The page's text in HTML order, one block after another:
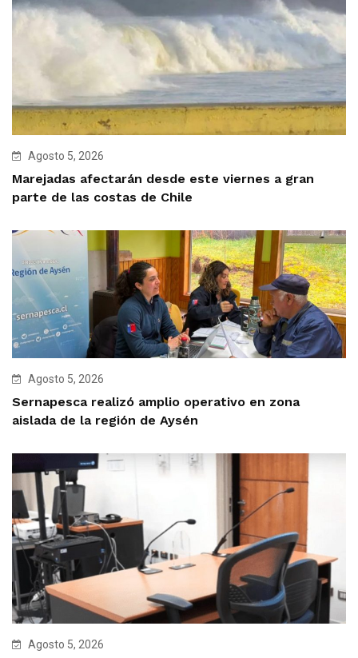
Agosto 5, 2026
Marejadas afectarán desde este viernes a gran
parte de las costas de Chile
Agosto 5, 2026
Sernapesca realizó amplio operativo en zona
aislada de la región de Aysén
Agosto 5, 2026